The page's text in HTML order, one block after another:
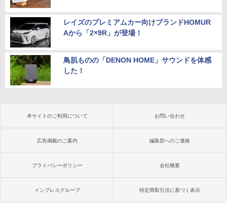
レイズのプレミアムカー向けブランドHOMUR
Aから「2×9R」が登場！
鳥肌ものの「DENON HOME」サウンドを体感
した！
本サイトのご利用について お問い合わせ
広告掲載のご案内 編集部へのご連絡
プライバシーポリシー 会社概要
インプレスグループ 特定商取引法に基づく表示